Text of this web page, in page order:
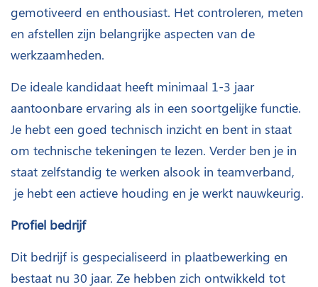
gemotiveerd en enthousiast. Het controleren, meten
en afstellen zijn belangrijke aspecten van de
werkzaamheden.
De ideale kandidaat heeft minimaal 1-3 jaar
aantoonbare ervaring als in een soortgelijke functie.
Je hebt een goed technisch inzicht en bent in staat
om technische tekeningen te lezen. Verder ben je in
staat zelfstandig te werken alsook in teamverband,
je hebt een actieve houding en je werkt nauwkeurig.
Profiel bedrijf
Dit bedrijf is gespecialiseerd in plaatbewerking en
bestaat nu 30 jaar. Ze hebben zich ontwikkeld tot